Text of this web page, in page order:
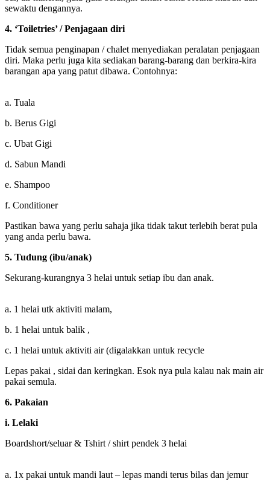
sewaktu dengannya.
4. ‘Toiletries’ / Penjagaan diri
Tidak semua penginapan / chalet menyediakan peralatan penjagaan
diri. Maka perlu juga kita sediakan barang-barang dan berkira-kira
barangan apa yang patut dibawa. Contohnya:
a. Tuala
b. Berus Gigi
c. Ubat Gigi
d. Sabun Mandi
e. Shampoo
f. Conditioner
Pastikan bawa yang perlu sahaja jika tidak takut terlebih berat pula
yang anda perlu bawa.
5. Tudung (ibu/anak)
Sekurang-kurangnya 3 helai untuk setiap ibu dan anak.
a. 1 helai utk aktiviti malam,
b. 1 helai untuk balik ,
c. 1 helai untuk aktiviti air (digalakkan untuk recycle
Lepas pakai , sidai dan keringkan. Esok nya pula kalau nak main air
pakai semula.
6. Pakaian
i. Lelaki
Boardshort/seluar & Tshirt / shirt pendek 3 helai
a. 1x pakai untuk mandi laut – lepas mandi terus bilas dan jemur